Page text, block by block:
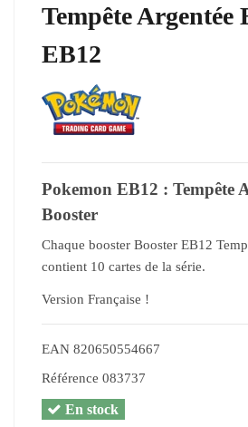
Tempête Argentée
EB12
Pokemon EB12 : Tempête
Booster
Chaque booster Booster EB12
contient 10 cartes de la série.
Version Française !
EAN 820650554667
Référence 083737
En stock